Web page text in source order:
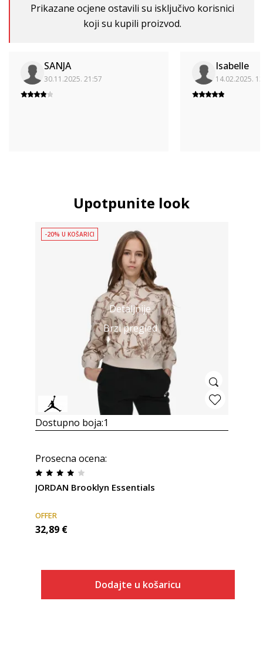
Prikazane ocjene ostavili su isključivo korisnici
koji su kupili proizvod.
SANJA
30.11.2025. 21:57
Isabelle
14.02.2025.
Upotpunite look
Detaljnije
Brzi pregled
-20% U KOŠARICI
Dostupno boja:1
Prosecna ocena:
JORDAN Brooklyn Essentials
OFFER
32,89 €
Dodajte u košaricu